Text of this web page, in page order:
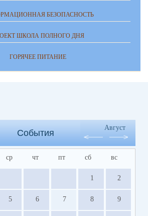
БЕЗОПАСНОСТЬ
ШКОЛА ПОЛНОГО ДНЯ
ГОРЯЧЕЕ ПИТАНИЕ
События
Август
ср чт пт сб вс
1 2
5 6 7 8 9